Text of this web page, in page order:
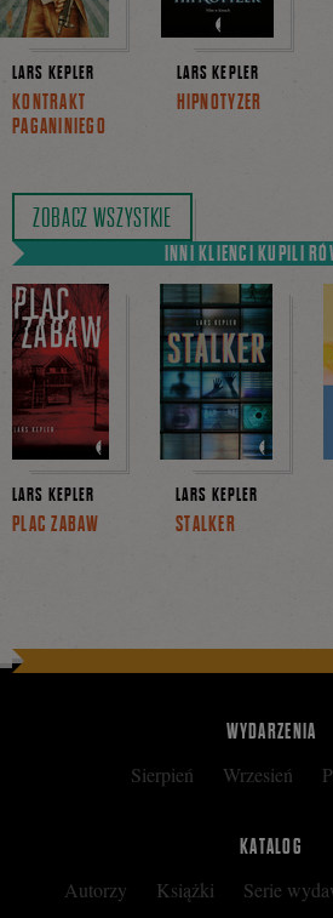
LARS KEPLER
KONTRAKT
PAGANINIEGO
LARS KEPLER
HIPNOTYZER
ZOBACZ WSZYSTKIE
INNI KLIENCI KUPILI
LARS KEPLER
PLAC ZABAW
LARS KEPLER
STALKER
WYDARZENIA
Sierpień Wrzesień
KATALOG
Autorzy Książki Serie